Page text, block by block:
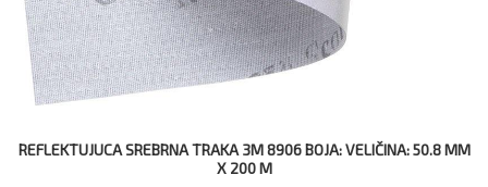
REFLEKTUJUCA SREBRNA TRAKA 3M 8906 BOJA: VELIČINA: 50.8 MM
X 200 M